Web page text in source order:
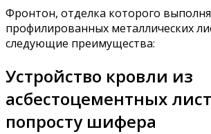
Фронтон, отделка которого
профилированных металлических
следующие преимущества:
Устройство кровли из
асбестоцементных
попросту шифера